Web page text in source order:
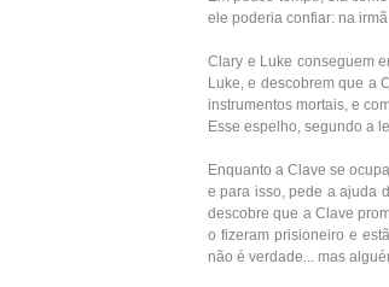
ele poderia confiar: na
Clary e Luke conseguem
Luke, e descobrem que a
instrumentos mortais, e
Esse espelho, segundo a
Enquanto a Clave se
e para isso, pede a ajuda
descobre que a Clave
o fizeram prisioneiro e
não é verdade... mas